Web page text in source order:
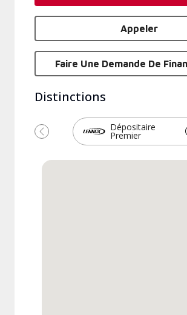
Appeler
Faire Une Demande De
Distinctions
Dépositaire
Premier
Précédent